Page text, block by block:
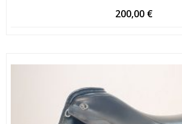
200,00 €